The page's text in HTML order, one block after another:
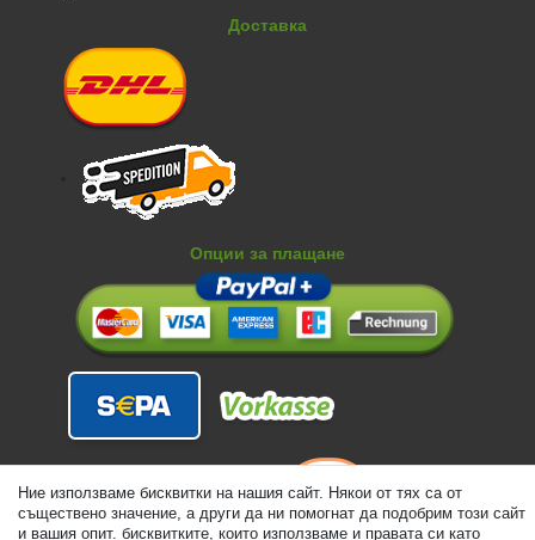
Доставка
Опции за плащане
Ние използваме бисквитки на нашия сайт. Някои от тях са от
съществено значение, а други да ни помогнат да подобрим този сайт
и вашия опит. бисквитките, които използваме и правата си като